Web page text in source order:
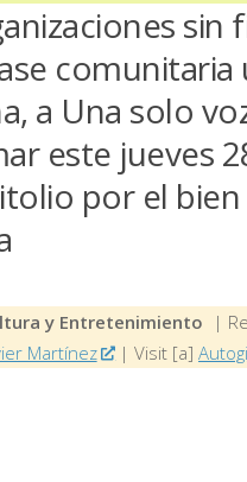
sin
comunitaria
a Una solo
este jueves
por el bien
y Entretenimiento |
Martínez | Visit [a]